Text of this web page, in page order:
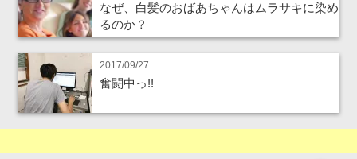
なぜ、白髪のおばあちゃんはムラサキに染め
るのか？
2017/09/27
奮闘中っ!!